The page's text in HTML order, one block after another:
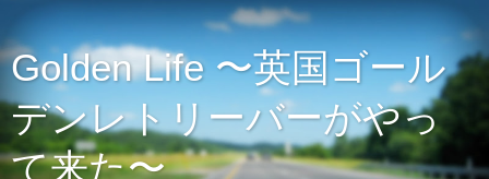
Golden Life 〜英国ゴール
デンレトリーバーがやっ
て来た〜